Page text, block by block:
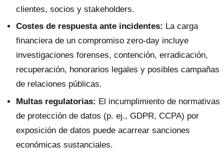
clientes, socios y stakeholders.
Costes de respuesta ante incidentes: La carga
financiera de un compromiso zero-day incluye
investigaciones forenses, contención, erradicación,
recuperación, honorarios legales y posibles campañas
de relaciones públicas.
Multas regulatorias: El incumplimiento de normativas
de protección de datos (p. ej., GDPR, CCPA) por
exposición de datos puede acarrear sanciones
económicas sustanciales.